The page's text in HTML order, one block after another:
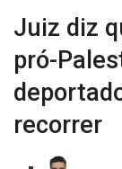
Juiz diz
pró-
recorrer